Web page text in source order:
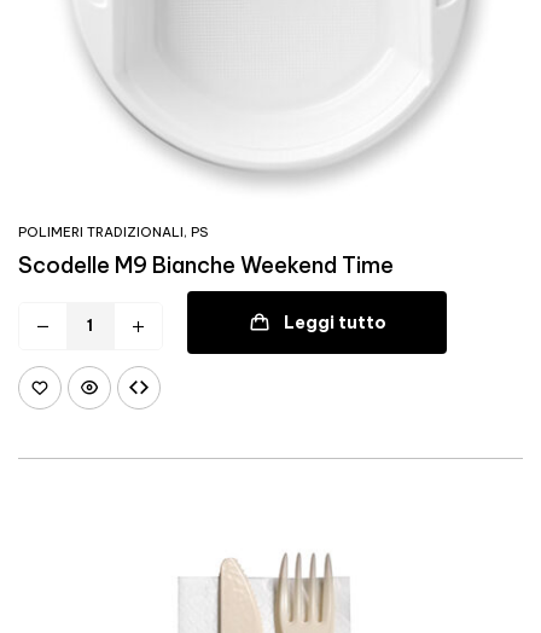
POLIMERI TRADIZIONALI, PS
Scodelle M9 Bianche Weekend Time
Leggi tutto